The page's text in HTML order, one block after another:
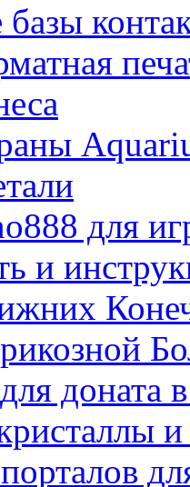
базы
для
и